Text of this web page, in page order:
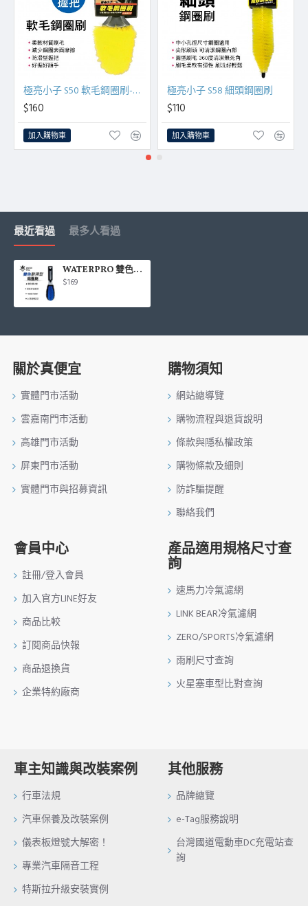
極亮小子 S50 軟毛鋼圈刷-防滑型
$160
加入購物車
極亮小子 S58 細頭鋼圈刷
$110
加入購物車
最近看過 最多人看過
WATERPRO 雙色耐用型鋁圈刷
$169
關於真便宜
實體門市活動
雲嘉南門市活動
高雄門市活動
屏東門市活動
實體門市與招募資訊
購物須知
網站總導覽
購物流程與退貨說明
條款與隱私權政策
購物條款及細則
防詐騙提醒
聯絡我們
會員中心
註冊/登入會員
加入官方LINE好友
商品比較
訂閱商品快報
商品退換貨
企業特約廠商
產品適用規格尺寸查
詢
速馬力冷氣濾網
LINK BEAR冷氣濾網
ZERO/SPORTS冷氣濾網
雨刷尺寸查詢
火星塞車型比對查詢
車主知識與改裝案例
行車法規
汽車保養及改裝案例
儀表板燈號大解密！
專業汽車隔音工程
特斯拉升級安裝實例
其他服務
品牌總覽
e-Tag服務說明
台灣國道電動車DC充電站查
詢